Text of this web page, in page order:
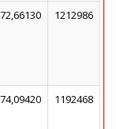
1212986
1192468